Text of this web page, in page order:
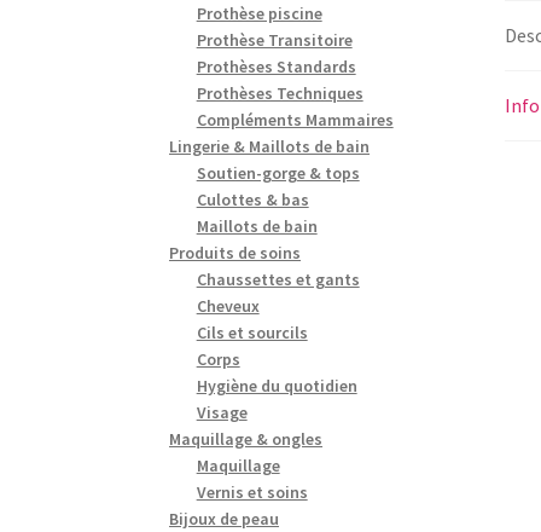
Prothèse piscine
Prothèse Transitoire
Prothèses Standards
Prothèses Techniques
Compléments Mammaires
Lingerie & Maillots de bain
Soutien-gorge & tops
Culottes & bas
Maillots de bain
Produits de soins
Chaussettes et gants
Cheveux
Cils et sourcils
Corps
Hygiène du quotidien
Visage
Maquillage & ongles
Maquillage
Vernis et soins
Bijoux de peau